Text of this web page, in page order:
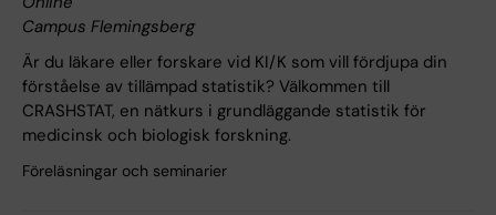
Campus Flemingsberg
Är du läkare eller forskare vid KI/K som vill fördjupa din
förståelse av tillämpad statistik? Välkommen till
CRASHSTAT, en nätkurs i grundläggande statistik för
medicinsk och biologisk forskning.
Föreläsningar och seminarier